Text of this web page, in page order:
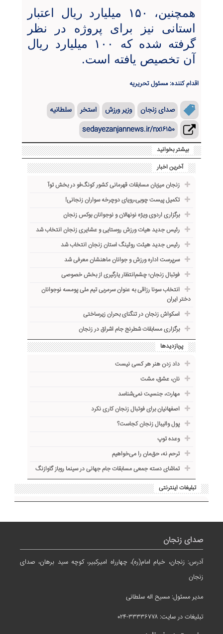
همچنین، ۱۵۰ میلیارد ریال اعتبار
استانی نیز برای پروژه در نظر
گرفته شده که ۱۰۰ میلیارد ریال
آن تخصیص یافته است.
اقدام کننده: مسئول تحریریه
صدای زنجان وزیر ورزش استخر
سلطانیه
sedayezanjannews.ir/nx۱۶۱۵۰
بیشتر بخوانید
آخرین اخبار
زنجان میزبان مسابقات قهرمانی کشور کونگ‌فو در بخش توآ
تکمیل پیست چوبی،رویای دوچرخه ‌سواران زنجانی!
برگزاری اردوی ویژه نونهالان و نوجوانان بوکس زنجان
رئیس جدید هیات ورزش روستایی و عشایری زنجان انتخاب شد
رئیس جدید هیئت روئینگ استان زنجان انتخاب شد
سرپرست اداره ورزش و جوانان ماهنشان معرفی شد
فوتبال زنجان؛ چشم‌انتظار یارگیری از بخش خصوصی
انتخاب سونا رزاقی به عنوان سرمربی تیم ملی پومسه نوجوانان
دختر ایران
اسکواش زنجان در تنگنای بحران زیرساختی
برگزاری مسابقات شطرنج جام اشراق در زنجان
پربازدیدها
داد زدن هنر هر کسی نیست
نان، عشق، مشت
مهارت، جنسیت نمی‌شناسد
اصفهانیان برای فوتبال زنجان کاری نکرد
پول والیبال زنجان کجاست؟
وعده توپ
ترحم نه، حق‌مان را می‌خواهیم
تماشای دسته جمعی مسابقات جام جهانی در سینما روباز گاوازنگ
تبلیغات اینترنتی
صدای زنجان
آدرس: زنجان، خیام امام(ره)، چهارراه امیرکبیر، کوچه سید برهان، صدای
زنجان
مدیر مسئول: مسیح اله سلطانی
تبلیغات در سایت: ۳۳۳۳۶۷۷۸-۰۲۴